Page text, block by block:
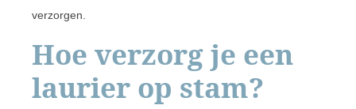
verzorgen.
Hoe verzorg je een
laurier op stam?